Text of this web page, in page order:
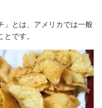
」とは、アメリカでは一般
です。